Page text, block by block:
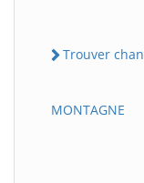
Trouver
MONTAGNE